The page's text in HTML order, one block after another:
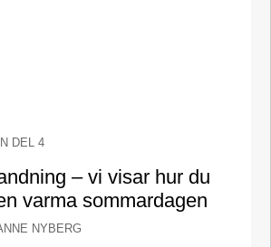
DEL 4
– vi visar hur du
varma sommardagen
NYBERG